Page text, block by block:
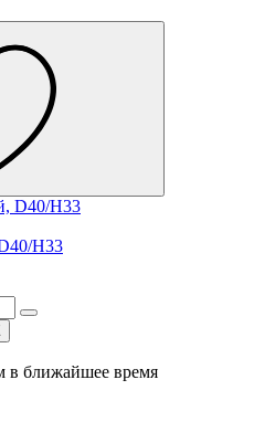
H33
в ближайшее время